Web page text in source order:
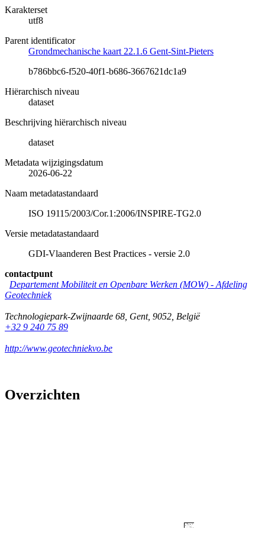
Karakterset
utf8
Parent identificator
Grondmechanische kaart 22.1.6 Gent-Sint-Pieters
b786bbc6-f520-40f1-b686-3667621dc1a9
Hiërarchisch niveau
dataset
Beschrijving hiërarchisch niveau
dataset
Metadata wijzigingsdatum
2026-06-22
Naam metadatastandaard
ISO 19115/2003/Cor.1:2006/INSPIRE-TG2.0
Versie metadatastandaard
GDI-Vlaanderen Best Practices - versie 2.0
contactpunt
Departement Mobiliteit en Openbare Werken (MOW) - Afdeling
Geotechniek
Technologiepark-Zwijnaarde 68 Gent, 9052 België
+32 9 240 75 89
http://www.geotechniekvo.be
Overzichten